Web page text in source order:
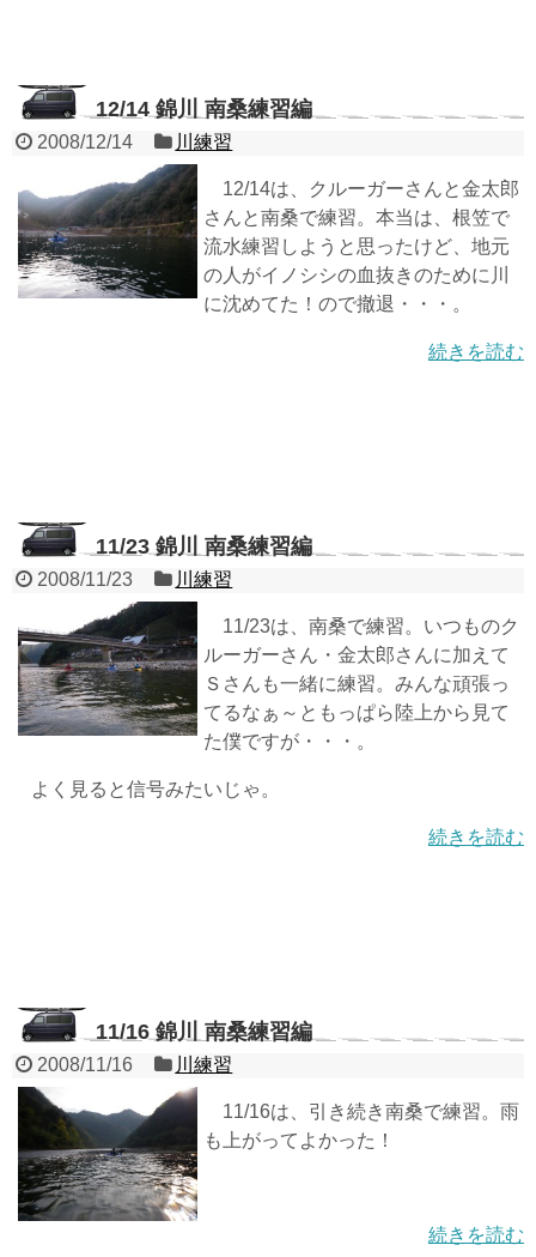
12/14 錦川 南桑練習編
2008/12/14 川練習
12/14は、クルーガーさんと金太郎
さんと南桑で練習。本当は、根笠で
流水練習しようと思ったけど、地元
の人がイノシシの血抜きのために川
に沈めてた！ので撤退・・・。
続きを読む
11/23 錦川 南桑練習編
2008/11/23 川練習
11/23は、南桑で練習。いつものク
ルーガーさん・金太郎さんに加えて
Ｓさんも一緒に練習。みんな頑張っ
てるなぁ～ともっぱら陸上から見て
た僕ですが・・・。
よく見ると信号みたいじゃ。
続きを読む
11/16 錦川 南桑練習編
2008/11/16 川練習
11/16は、引き続き南桑で練習。雨
も上がってよかった！
続きを読む